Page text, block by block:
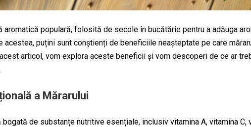
aromatică populară, folosită de secole în bucătărie pentru a adăuga
acestea, puțini sunt conștienți de beneficiile neașteptate pe care
articol, vom explora aceste beneficii și vom descoperi de ce ar
a Mărarului
de substanțe nutritive esențiale, inclusiv vitamina A, vitamina C,